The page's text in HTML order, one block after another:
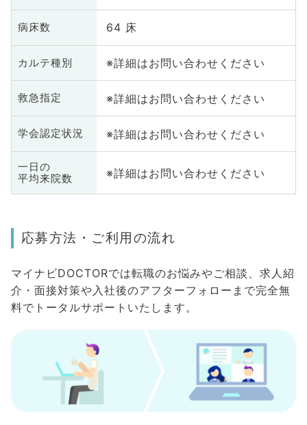
病床数 64 床
カルテ種別 ※詳細はお問い合わせください
救急指定 ※詳細はお問い合わせください
学会認定状況 ※詳細はお問い合わせください
一日の
平均来院数
※詳細はお問い合わせください
応募方法・ご利用の流れ
マイナビDOCTORでは転職のお悩みやご相談、求人紹
介・面接対策や入社後のアフターフォローまで完全無
料でトータルサポートいたします。